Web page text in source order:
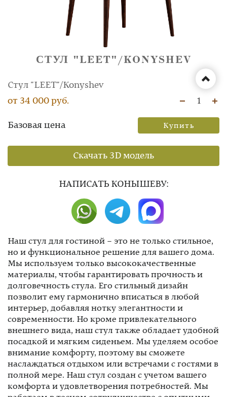
СТУЛ "LEET"/KONYSHEV
Стул "LEET"/Konyshev
от 34 000 руб.
1
Базовая цена Купить
Скачать 3D модель
НAПИСАТЬ КОНЫШЕВУ:
Наш стул для гостиной – это не только стильное,
но и функциональное решение для вашего дома.
Мы используем только высококачественные
материалы, чтобы гарантировать прочность и
долговечность стула. Его стильный дизайн
позволит ему гармонично вписаться в любой
интерьер, добавляя нотку элегантности и
современности. Но кроме привлекательного
внешнего вида, наш стул также обладает удобной
посадкой и мягким сиденьем. Мы уделяем особое
внимание комфорту, поэтому вы сможете
наслаждаться отдыхом или встречами с гостями в
полной мере. Наш стул создан с учетом вашего
комфорта и удовлетворения потребностей. Мы